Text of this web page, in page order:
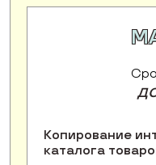
Копирование
каталога